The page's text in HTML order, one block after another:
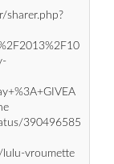
390496585
vroumette